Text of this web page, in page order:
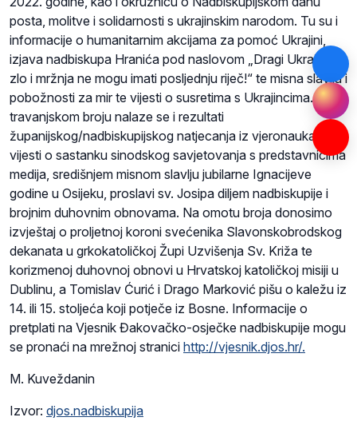
posta, molitve i solidarnosti s ukrajinskim narodom. Tu su i
informacije o humanitarnim akcijama za pomoć Ukrajini,
izjava nadbiskupa Hranića pod naslovom „Dragi Ukrajinci,
zlo i mržnja ne mogu imati posljednju riječ!“ te misna slavlja i
pobožnosti za mir te vijesti o susretima s Ukrajincima. U
travanjskom broju nalaze se i rezultati
županijskog/nadbiskupijskog natjecanja iz vjeronauka te
vijesti o sastanku sinodskog savjetovanja s predstavnicima
medija, središnjem misnom slavlju jubilarne Ignacijeve
godine u Osijeku, proslavi sv. Josipa diljem nadbiskupije i
brojnim duhovnim obnovama. Na omotu broja donosimo
izvještaj o proljetnoj koroni svećenika Slavonskobrodskog
dekanata u grkokatoličkoj Župi Uzvišenja Sv. Križa te
korizmenoj duhovnoj obnovi u Hrvatskoj katoličkoj misiji u
Dublinu, a Tomislav Ćurić i Drago Marković pišu o kaležu iz
14. ili 15. stoljeća koji potječe iz Bosne. Informacije o
pretplati na Vjesnik Đakovačko-osječke nadbiskupije mogu
se pronaći na mrežnoj stranici http://vjesnik.djos.hr/.
M. Kuveždanin
Izvor: djos.nadbiskupija